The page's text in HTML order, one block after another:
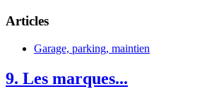
Articles
Garage, parking, maintien
9. Les marques...